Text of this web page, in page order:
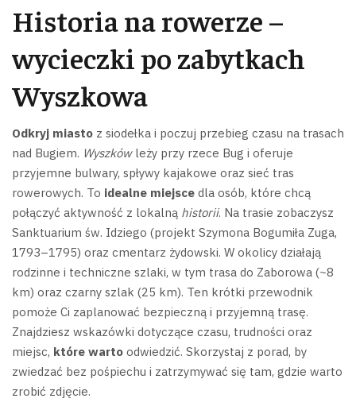
Historia na rowerze –
wycieczki po zabytkach
Wyszkowa
Odkryj miasto z siodełka i poczuj przebieg czasu na trasach
nad Bugiem. Wyszkówleży przy rzece Bug i oferuje
przyjemne bulwary, spływy kajakowe oraz sieć tras
rowerowych. To idealne miejsce dla osób, które chcą
połączyć aktywność z lokalną historii. Na trasie zobaczysz
Sanktuarium św. Idziego (projekt Szymona Bogumiła Zuga,
1793–1795) oraz cmentarz żydowski. W okolicy działają
rodzinne i techniczne szlaki, w tym trasa do Zaborowa (~8
km) oraz czarny szlak (25 km). Ten krótki przewodnik
pomoże Ci zaplanować bezpieczną i przyjemną trasę.
Znajdziesz wskazówki dotyczące czasu, trudności oraz
miejsc, które warto odwiedzić. Skorzystaj z porad, by
zwiedzać bez pośpiechu i zatrzymywać się tam, gdzie warto
zrobić zdjęcie.